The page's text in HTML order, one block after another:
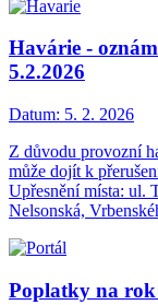
Havárie -
5.2.2026
Datum: 5. 2. 2026
Z důvodu provozní
může dojít k
Upřesnění místa: ul.
Nelsonská,
Poplatky na rok